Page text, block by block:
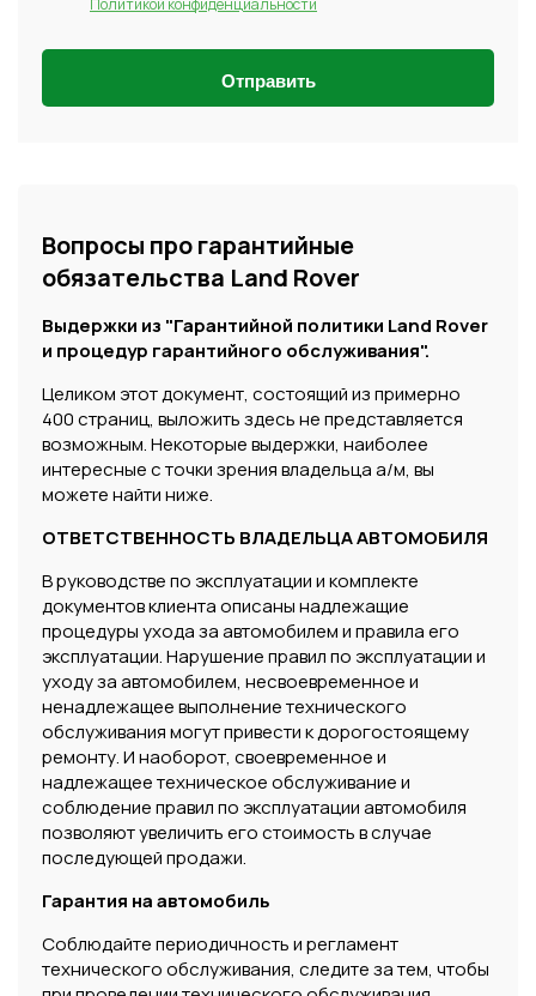
Политикой конфиденциальности
Отправить
Вопросы про гарантийные
обязательства Land Rover
Выдержки из "Гарантийной политики Land Rover
и процедур гарантийного обслуживания".
Целиком этот документ, состоящий из примерно
400 страниц, выложить здесь не представляется
возможным. Некоторые выдержки, наиболее
интересные с точки зрения владельца а/м, вы
можете найти ниже.
ОТВЕТСТВЕННОСТЬ ВЛАДЕЛЬЦА АВТОМОБИЛЯ
В руководстве по эксплуатации и комплекте
документов клиента описаны надлежащие
процедуры ухода за автомобилем и правила его
эксплуатации. Нарушение правил по эксплуатации и
уходу за автомобилем, несвоевременное и
ненадлежащее выполнение технического
обслуживания могут привести к дорогостоящему
ремонту. И наоборот, своевременное и
надлежащее техническое обслуживание и
соблюдение правил по эксплуатации автомобиля
позволяют увеличить его стоимость в случае
последующей продажи.
Гарантия на автомобиль
Соблюдайте периодичность и регламент
технического обслуживания, следите за тем, чтобы